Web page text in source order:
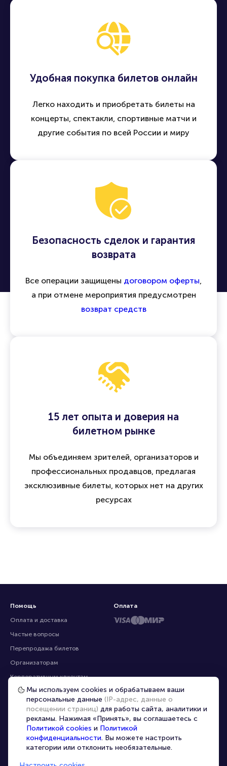
Удобная покупка билетов онлайн
Легко находить и приобретать билеты на
концерты, спектакли, спортивные матчи и
другие события по всей России и миру
Безопасность сделок и гарантия
возврата
Все операции защищены договором оферты
а при отмене мероприятия предусмотрен
возврат средств
15 лет опыта и доверия на
билетном рынке
Мы объединяем зрителей, организаторов и
профессиональных продавцов, предлагая
эксклюзивные билеты, которых нет на других
ресурсах
Помощь
Оплата и доставка
Частые вопросы
Перепродажа билетов
Организаторам
Корпоративным клиентам
VIP-билеты
Условия использования
Персональные данные
Контакты
Карта сайта
8-800-500-42-62
info@portalbilet.ru
Оплата
Мы используем cookies и обрабатываем ваши
персональные данные (IP-адрес, данные о
посещении страниц) для работы сайта, аналитики и
рекламы. Нажимая «Принять», вы соглашаетесь с
Политикой cookies и Политикой
конфиденциальности. Вы можете настроить
категории или отклонить необязательные.